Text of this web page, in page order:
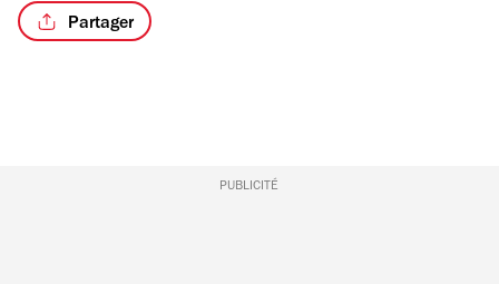
Partager
PUBLICITÉ